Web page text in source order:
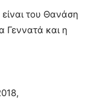
του Θανάση
Γεννατά και η